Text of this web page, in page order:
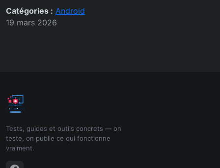
Catégories : Android
19 mars 2026
Tests, guides et outils concrets — on
teste, on publie ce qui fonctionne
vraiment.